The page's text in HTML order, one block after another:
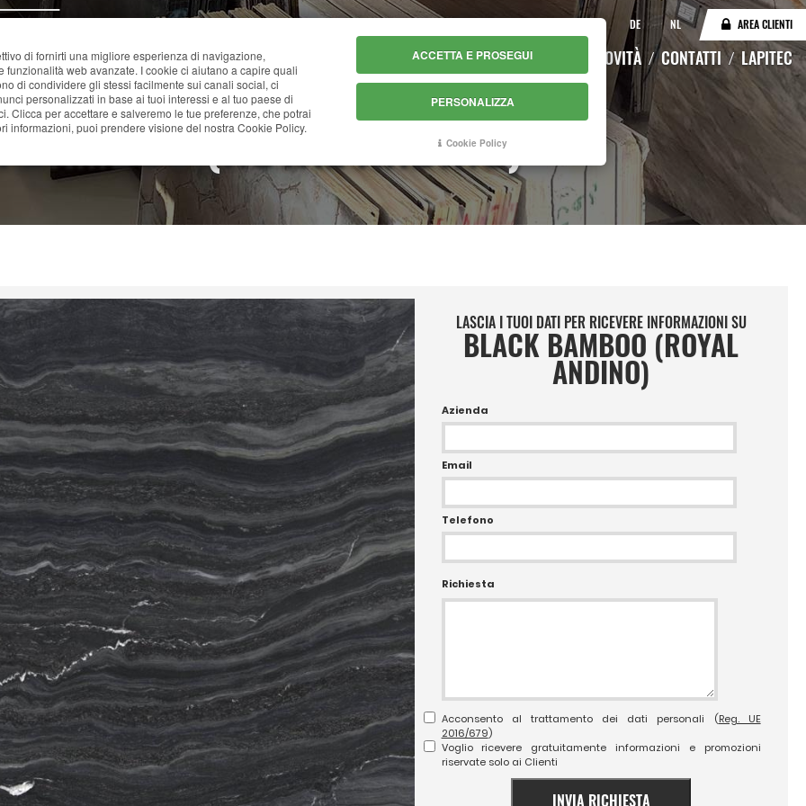
EN DE NL AREA CLIENTI
HOME CATALOGO MAGAZZINO ONLINE NOVITÀ CONTATTI LAPITEC
BAMBOO (ROYAL ANDINO)
LASCIA I TUOI DATI PER RICEVERE INFORMAZIONI SU
BLACK BAMBOO (ROYAL
ANDINO)
Azienda
Email
Telefono
Richiesta
Acconsento al trattamento dei dati personali (Reg. UE
2016/679)
Voglio ricevere gratuitamente informazioni e promozioni
riservate solo ai Clienti
INVIA RICHIESTA
di fornirti una migliore esperienza di navigazione,
web avanzate. I cookie ci aiutano a capire quali
di condividere gli stessi facilmente sui canali social, ci
personalizzati in base ai tuoi interessi e al tuo paese di
Clicca per accettare e salveremo le tue preferenze, che potrai
informazioni, puoi prendere visione del nostra Cookie Policy.
ACCETTA E PROSEGUI
PERSONALIZZA
Cookie Policy